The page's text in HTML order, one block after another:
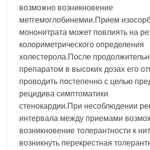
возможно возникновение
метгемоглобинемии.Прием
мононитрата может повлиять на
колориметрического определения
холестерола.После
препаратом в высоких дозах его
проводить постепенно с целью
рецидива симптоматики
стенокардии.При несоблюдении
интервала между приемами
возникновение толерантности к
возникнуть перекрестная